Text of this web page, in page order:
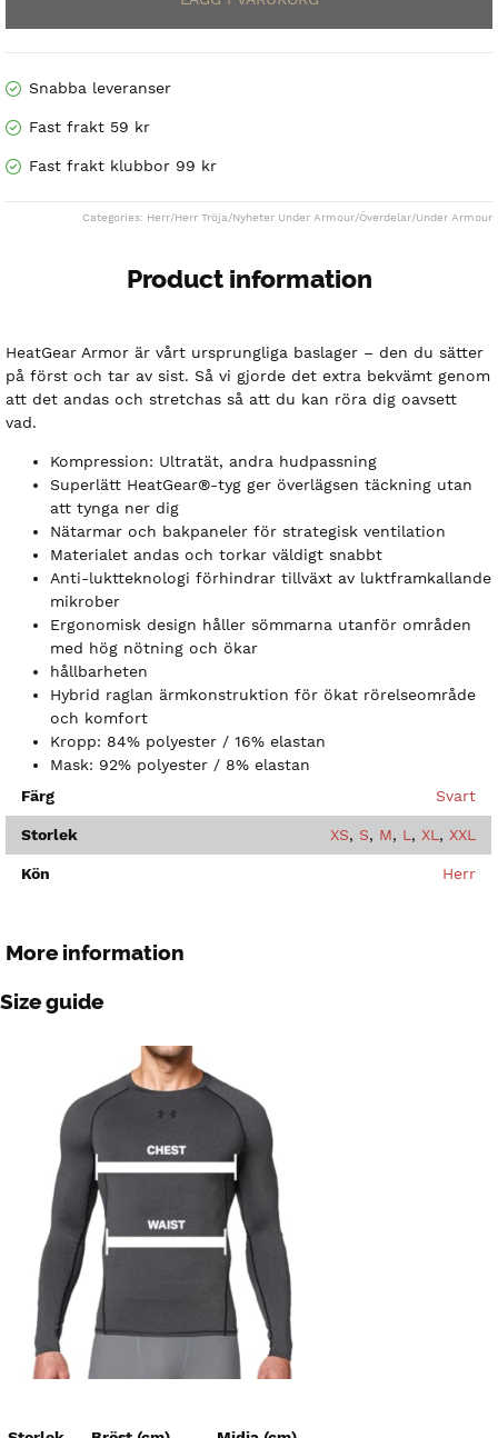
Snabba leveranser
Fast frakt 59 kr
Fast frakt klubbor 99 kr
Categories: Herr/Herr Tröja/Nyheter Under Armour/Överdelar/Under Armour
Product information
HeatGear Armor är vårt ursprungliga baslager – den du sätter
på först och tar av sist. Så vi gjorde det extra bekvämt genom
att det andas och stretchas så att du kan röra dig oavsett
vad.
Kompression: Ultratät, andra hudpassning
Superlätt HeatGear®-tyg ger överlägsen täckning utan
att tynga ner dig
Nätarmar och bakpaneler för strategisk ventilation
Materialet andas och torkar väldigt snabbt
Anti-luktteknologi förhindrar tillväxt av luktframkallande
mikrober
Ergonomisk design håller sömmarna utanför områden
med hög nötning och ökar
hållbarheten
Hybrid raglan ärmkonstruktion för ökat rörelseområde
och komfort
Kropp: 84% polyester / 16% elastan
Mask: 92% polyester / 8% elastan
Färg
Svart
Storlek XS, S, M, L , XL , XXL
Kön Herr
More information
Size guide